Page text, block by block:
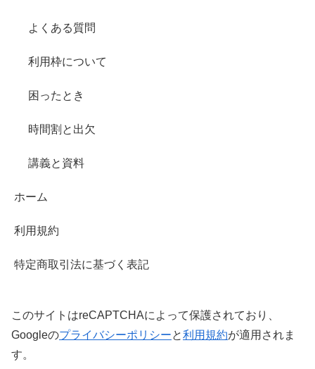
よくある質問
利用枠について
困ったとき
時間割と出欠
講義と資料
ホーム
利用規約
特定商取引法に基づく表記
このサイトはreCAPTCHAによって保護されており、
Googleのプライバシーポリシーと利用規約が適用されま
す。